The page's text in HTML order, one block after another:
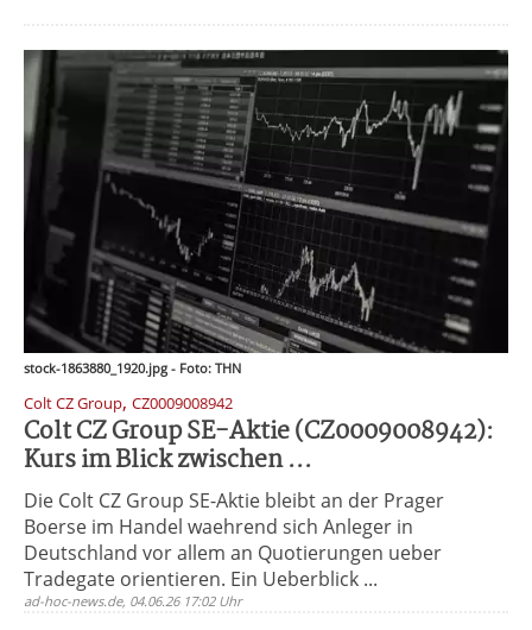
stock-1863880_1920.jpg - Foto: THN
Colt CZ Group, CZ0009008942
Colt CZ Group SE-Aktie (CZ0009008942):
Kurs im Blick zwischen ...
Die Colt CZ Group SE-Aktie bleibt an der Prager
Boerse im Handel waehrend sich Anleger in
Deutschland vor allem an Quotierungen ueber
Tradegate orientieren. Ein Ueberblick ...
ad-hoc-news.de, 04.06.26 17:02 Uhr